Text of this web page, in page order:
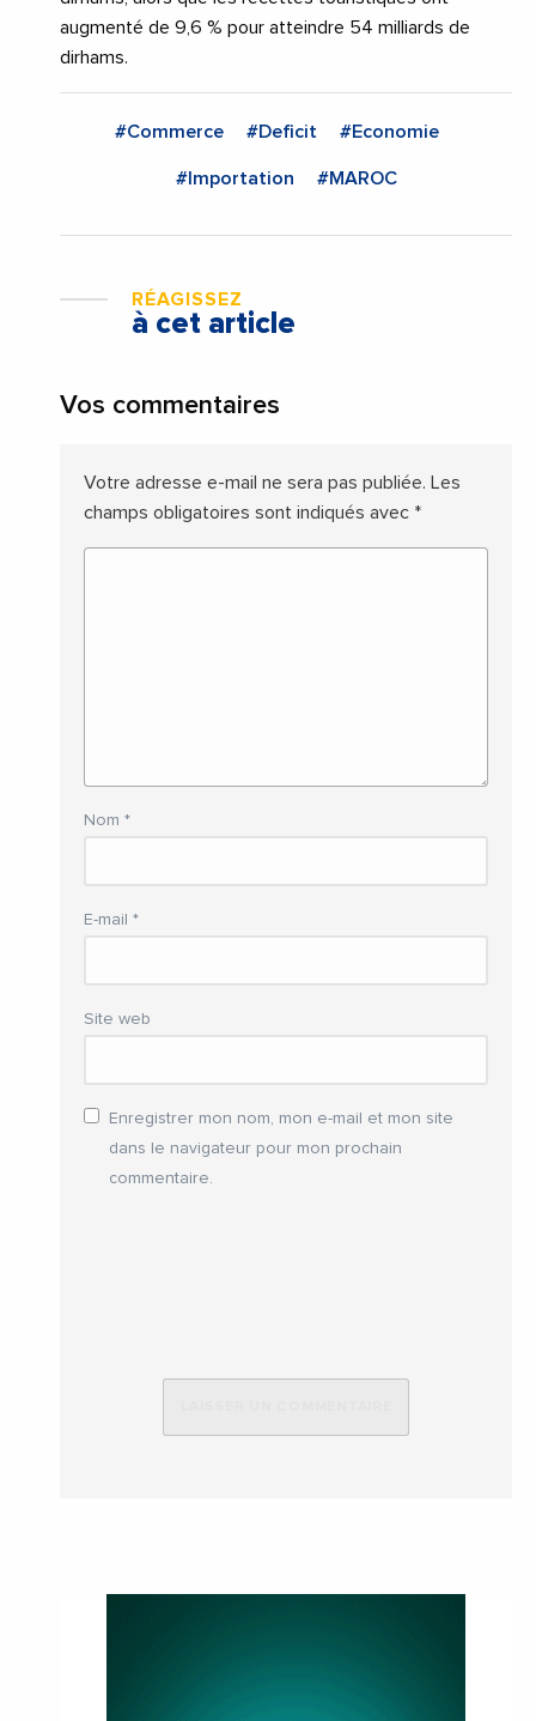
augmenté de 9,6 % pour atteindre 54 milliards de
dirhams.
#Commerce #Deficit #Economie
#Importation #MAROC
RÉAGISSEZ
à cet article
Vos commentaires
Votre adresse e-mail ne sera pas publiée. Les
champs obligatoires sont indiqués avec *
Nom *
E-mail *
Site web
Enregistrer mon nom, mon e-mail et mon site
dans le navigateur pour mon prochain
commentaire.